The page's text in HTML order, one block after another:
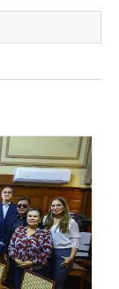
celebró la
para que
el que el
se ha
consumidor,
señaló